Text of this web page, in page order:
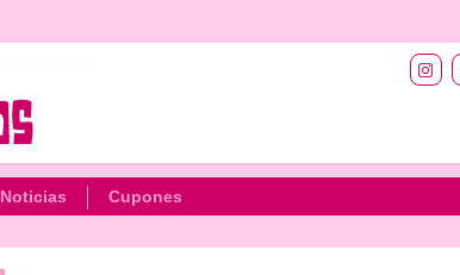
Noticias Cupones